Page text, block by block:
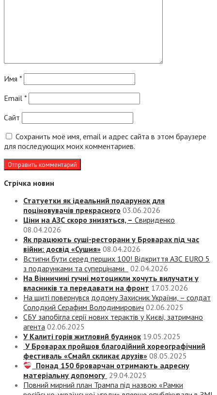
Имя *
Email *
Сайт
Сохранить моё имя, email и адрес сайта в этом браузере
для последующих моих комментариев.
Стрічка новин
Статуетки як ідеальний подарунок для
поціновувачів прекрасного 03.06.2026
Ціни на АЗС скоро знизяться, – Свириденко
08.04.2026
Як працюють суші-ресторани у Броварах під час
війни: досвід «Сушия» 08.04.2026
Встигни бути серед перших 100! Відкриття АЗС EURO 5
з подарунками та суперцінами
02.04.2026
На Вінничині гучні мотоцикли хочуть вилучати у
власників та передавати на фронт 17.03.2026
На щиті повернувся додому Захисник України, – солдат
Солодкий Серафим Володимирович 02.06.2025
СБУ запобігла серії нових терактів у Києві, затримано
агента 02.06.2025
У Калиті горів житловий будинок 19.05.2025
У Броварах пройшов благодійний хореографічний
фестиваль «Смайл скликає друзів» 08.05.2025
Понад 150 броварчан отримають адресну
матеріальну допомогу 29.04.2025
Повний мирний план Трампа під назвою «‎Рамки